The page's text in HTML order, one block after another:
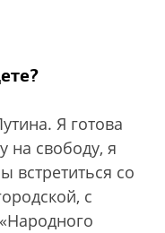
Я готова
на свободу, я
встретиться со
с